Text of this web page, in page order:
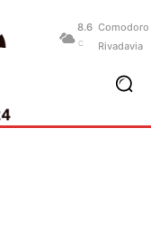
8.6
C
Comodoro
Rivadavia